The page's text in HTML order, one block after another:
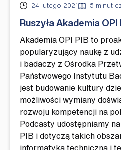
Ruszyła Akademia OPI
Opublikowano
24 lutego 2021 5 minut
Akademia OPI PIB to
popularyzujący naukę z
i badaczy z Ośrodka
Państwowego Instytutu
jest budowanie kultury
możliwości wymiany
rozwoju kompetencji na
Podcasty udostępniamy
PIB i dotyczą takich